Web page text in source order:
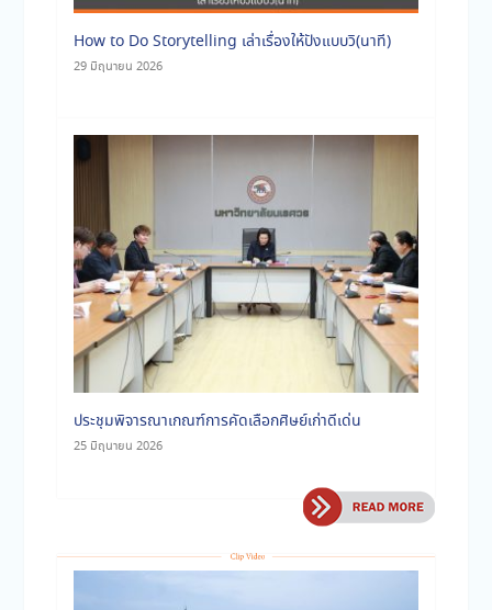
How to Do Storytelling เล่าเรื่องให้ปังแบบวิ(นาที)
29 มิถุนายน 2026
ประชุมพิจารณาเกณฑ์การคัดเลือกศิษย์เก่าดีเด่น
25 มิถุนายน 2026